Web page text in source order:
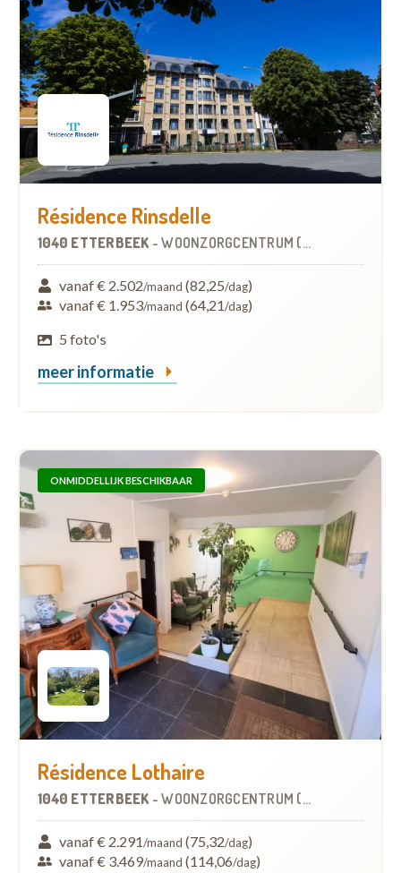
Résidence Rinsdelle
1040 ETTERBEEK -WOONZORGCENTRUM (WZC)
vanaf € 2.502/maand (82,25/dag)
vanaf € 1.953/maand (64,21/dag)
5 foto's
meer informatie
ONMIDDELLIJK BESCHIKBAAR
Résidence Lothaire
1040 ETTERBEEK -WOONZORGCENTRUM (WZC)
vanaf € 2.291/maand (75,32/dag)
vanaf € 3.469/maand (114,06/dag)